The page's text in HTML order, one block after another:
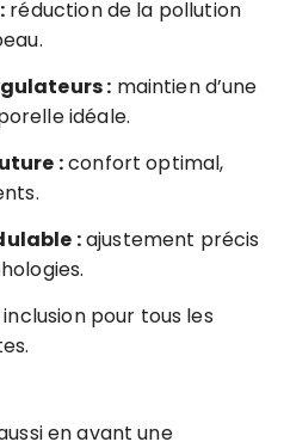
réduction de la pollution
: maintien d’une
idéale.
:confort optimal,
:ajustement précis
inclusion pour tous les
en avant une